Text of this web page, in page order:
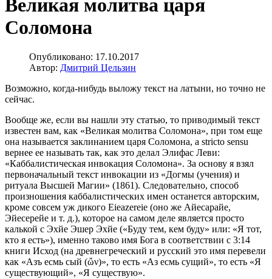
Великая молитва царя
Соломона
Опубликовано: 17.10.2017
Автор: Дмитрий Цельзин
Возможно, когда-нибудь выложу текст на латыни, но точно не
сейчас.
Вообще же, если вы нашли эту статью, то приводимый текст
известен вам, как «Великая молитва Соломона», при том еще
она называется заклинанием царя Соломона, а stricto sensu
вернее ее называть так, как это делал Элифас Леви:
«Каббалистическая инвокация Соломона». За основу я взял
первоначальный текст инвокации из «Догмы (учения) и
ритуала Высшей Магии» (1861). Следовательно, способ
произношения каббалистических имен останется авторским,
кроме совсем уж дикого Eieazereie (оно же Айесарайе,
Эйесерейе и т. д.), которое на самом деле является просто
калькой с Эхйе Эшер Эхйе («Буду тем, кем буду» или: «Я тот,
кто я есть»), именно таково имя Бога в соответствии с 3:14
книги Исход (на древнегреческий и русский это имя перевели
как «Азъ есмь сый (ὤν)», то есть «Аз есмь сущий», то есть «Я
существующий», «Я существую».